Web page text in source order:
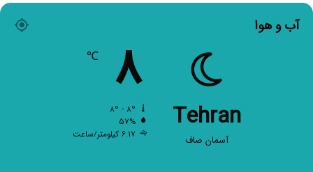
آب و هوا
Tehran
آسمان صاف
۸ ℃
۵۷%
۶.۱۷ کیلومتر/ساعت